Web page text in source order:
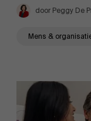
door Peggy De
Mens &